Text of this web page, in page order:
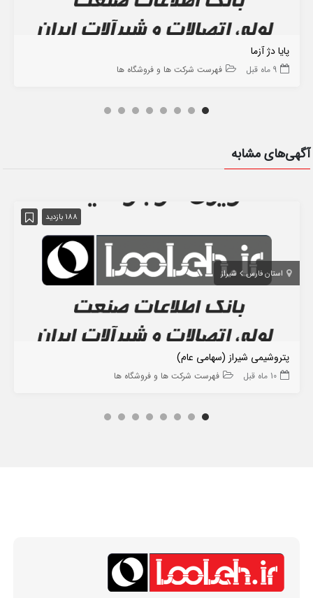
پایا دژ آزما
9 ماه قبل فهرست شرکت ها و فروشگاه ها
آگهی‌های مشابه
188 بازدید
استان فارس شیراز
پتروشیمی شیراز (سهامی عام)
10 ماه قبل فهرست شرکت ها و فروشگاه ها